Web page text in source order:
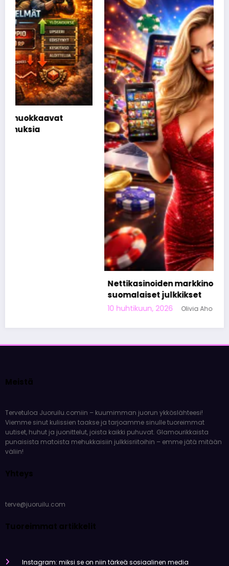
Nettikasinoiden markkinoinnista tunnetut
suomalaiset julkkikset
Olivia Aho
Meistä
Tervetuloa Juoruilu.comiin – kuumimman juorun ykköslähteesi!
Viemme sinut kulissien taakse ja tarjoamme sinulle tuoreimmat
uutiset, huhut ja juonittelut, joista kaikki puhuvat. Glamourikkaista
punaisista matoista mehukkaisiin julkkisriitoihin – emme jätä mitään
Yhteys
terve@juoruilu.com
Tuoreimmat artikkelit